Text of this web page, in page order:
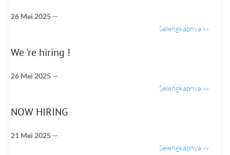
26 Mei 2025 —
Selengkapnya »»
We 're hiring !
26 Mei 2025 —
Selengkapnya »»
NOW HIRING
21 Mei 2025 —
Selengkapnya »»